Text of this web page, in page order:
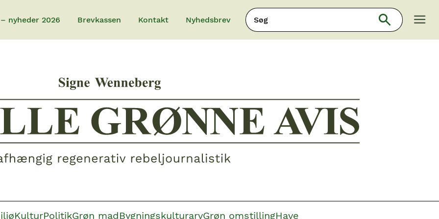
nyheder 2026 Brevkassen Kontakt Nyhedsbrev
Søg
KulturPolitikGrøn madBygningskulturarvGrøn omstillingHave